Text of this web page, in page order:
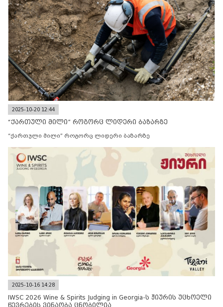
2025-10-20 12:44
“ქართული მილი” როგორც ლიდერი ბაზარზე
“ქართული მილი” როგორც ლიდერი ბაზარზე
2025-10-16 14:28
IWSC 2026 Wine & Spirits Judging in Georgia-ს ჟიურის უცხოელი
წევრების ვინაობა ცნობილია